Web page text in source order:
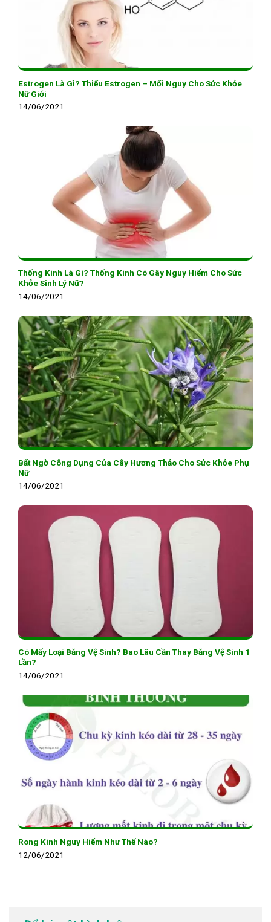
Estrogen Là Gì? Thiếu Estrogen – Mối Nguy Cho Sức Khỏe
Nữ Giới
14/06/2021
Thống Kinh Là Gì? Thống Kinh Có Gây Nguy Hiểm Cho Sức
Khỏe Sinh Lý Nữ?
14/06/2021
Bất Ngờ Công Dụng Của Cây Hương Thảo Cho Sức Khỏe Phụ
Nữ
14/06/2021
Có Mấy Loại Băng Vệ Sinh? Bao Lâu Cần Thay Băng Vệ Sinh 1
Lần?
14/06/2021
Rong Kinh Nguy Hiểm Như Thế Nào?
12/06/2021